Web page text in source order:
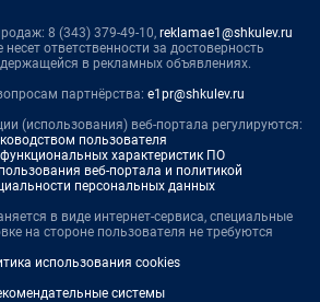
8 (343) 379-49-10, reklamae1@shkulev.ru
несет ответственности за достоверность
в рекламных объявлениях.
партнёрства: e1pr@shkulev.ru
(использования) веб-портала регулируются:
пользователя
характеристик ПО
веб-портала и политикой
персональных данных
в виде интернет-сервиса, специальные
на стороне пользователя не требуются
использования cookies
системы